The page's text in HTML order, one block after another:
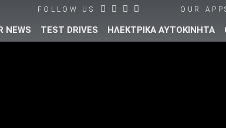
FOLLOW US OUR
NEWS TEST DRIVES ΗΛΕΚΤΡΙΚΑ ΑΥΤΟΚΙΝΗΤΑ